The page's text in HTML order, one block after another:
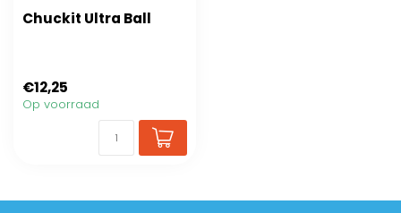
Chuckit Ultra Ball
€12,25
Op voorraad